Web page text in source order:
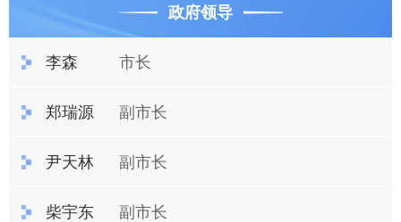
政府领导
李森 市长
郑瑞源 副市长
尹天林 副市长
柴宇东 副市长